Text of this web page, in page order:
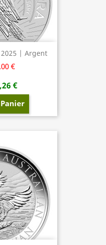
2025 | Argent
€
€